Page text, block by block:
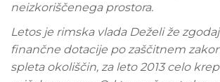
neizkoriščenega prostora.
Letos je rimska vlada Deželi že
finančne dotacije po zaščitnem
spleta okoliščin, za leto 2013 celo